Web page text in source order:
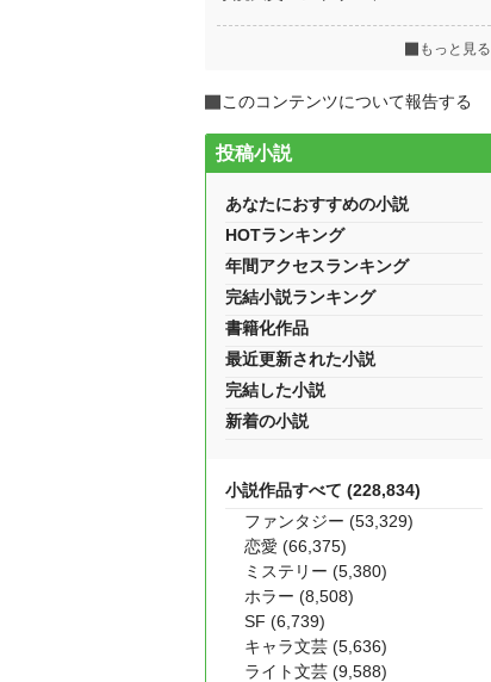
もっと見る
このコンテンツについて報告する
投稿小説
あなたにおすすめの小説
HOTランキング
年間アクセスランキング
完結小説ランキング
書籍化作品
最近更新された小説
完結した小説
新着の小説
小説作品すべて (228,834)
ファンタジー (53,329)
恋愛 (66,375)
ミステリー (5,380)
ホラー (8,508)
SF (6,739)
キャラ文芸 (5,636)
ライト文芸 (9,588)